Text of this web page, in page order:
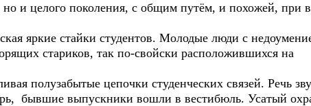
но и целого поколения, с общим путём, и похожей, при
яркие стайки студентов. Молодые люди с
стариков, так по-свойски расположившихся на
полузабытые цепочки студенческих связей. Речь
бывшие выпускники вошли в вестибюль. Усатый